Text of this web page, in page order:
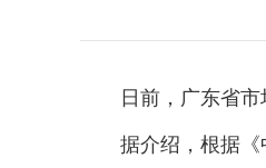
日前，广东省市场
据介绍，根据《中